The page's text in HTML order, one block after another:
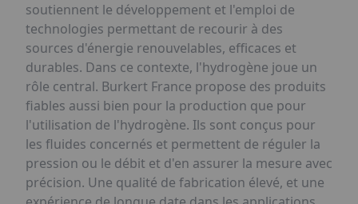
soutiennent le développement et l'emploi de
technologies permettant de recourir à des
sources d'énergie renouvelables, efficaces et
durables. Dans ce contexte, l'hydrogène joue un
rôle central. Burkert France propose des produits
fiables aussi bien pour la production que pour
l'utilisation de l'hydrogène. Ils sont conçus pour
les fluides concernés et permettent de réguler la
pression ou le débit et d'en assurer la mesure avec
précision. Une qualité de fabrication élevé, et une